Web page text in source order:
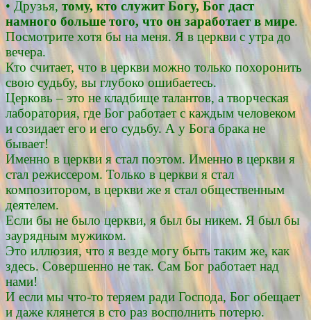
• Друзья, тому, кто служит Богу, Бог даст
намного больше того, что он заработает в мире.
Посмотрите хотя бы на меня. Я в церкви с утра до
вечера.
Кто считает, что в церкви можно только похоронить
свою судьбу, вы глубоко ошибаетесь.
Церковь – это не кладбище талантов, а творческая
лаборатория, где Бог работает с каждым человеком
и созидает его и его судьбу. А у Бога брака не
бывает!
Именно в церкви я стал поэтом. Именно в церкви я
стал режиссером. Только в церкви я стал
композитором, в церкви же я стал общественным
деятелем.
Если бы не было церкви, я был бы никем. Я был бы
заурядным мужиком.
Это иллюзия, что я везде могу быть таким же, как
здесь. Совершенно не так. Сам Бог работает над
нами!
И если мы что-то теряем ради Господа, Бог обещает
и даже клянется в сто раз восполнить потерю.